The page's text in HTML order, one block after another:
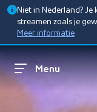
Niet in Nederland? Je
streamen zoals je
Meer informatie
Menu